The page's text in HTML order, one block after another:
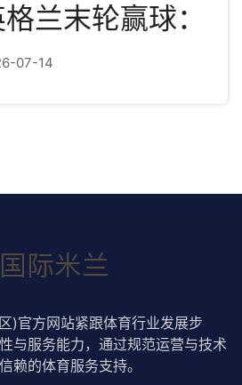
格兰末轮赢球：
07-14
)官方网站紧跟体育行业发展步
与服务能力，通过规范运营与技术
赖的体育服务支持。